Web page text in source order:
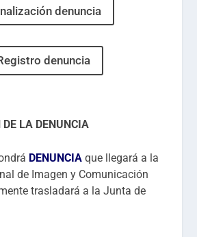
denuncia
denuncia
LA DENUNCIA
DENUNCIA que llegará a la
de Imagen y Comunicación
trasladará a la Junta de